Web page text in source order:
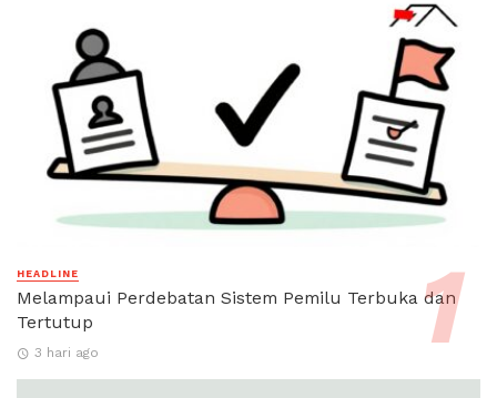
HEADLINE
Melampaui Perdebatan Sistem Pemilu Terbuka dan
Tertutup
3 hari ago